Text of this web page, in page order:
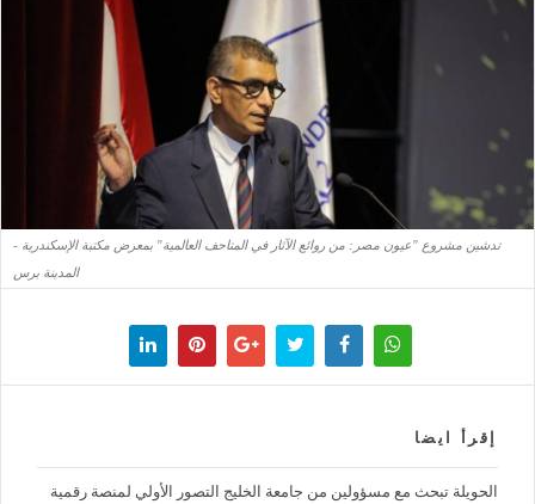
تدشين مشروع "عيون مصر: من روائع الآثار في المتاحف العالمية" بمعرض مكتبة الإسكندرية -
المدينة برس
إقرأ ايضا
الحويلة تبحث مع مسؤولين من جامعة الخليج التصور الأولي لمنصة رقمية